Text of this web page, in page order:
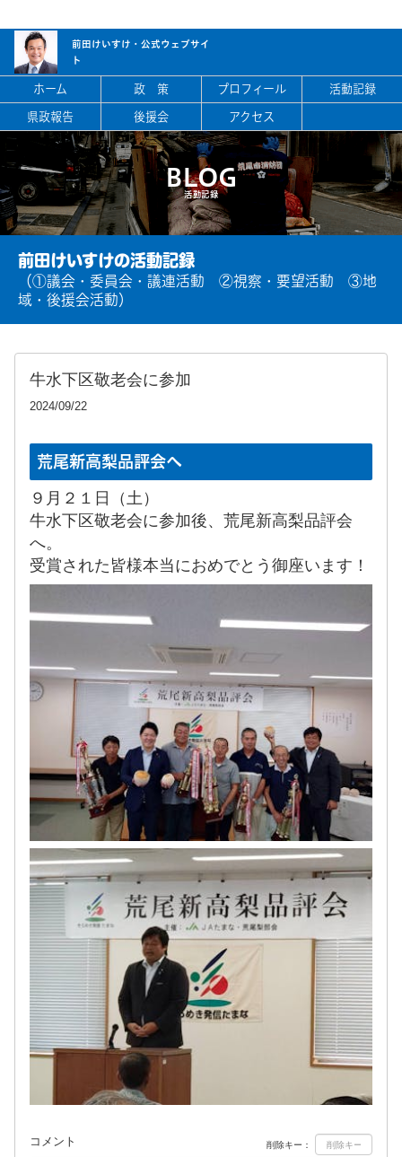
前田けいすけ・ 公式ウェブサイ
ト
ホーム 政 策 プロフィール
活動記録
県政報告
後援会 アクセス
BLOG
活動記録
前田けいすけの活動記録
（①議会・委員会・議連活動 ②視察・要望活動 ③地
域・後援会活動）
牛水下区敬老会に参加
2024/09/22
荒尾新高梨品評会へ
９月２１日（土）
牛水下区敬老会に参加後、荒尾新高梨品評会
へ。
受賞された皆様本当におめでとう御座います！
コメント 削除キー：